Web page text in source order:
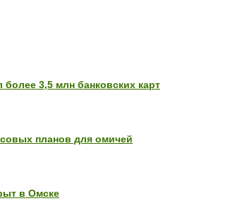
3,5 млн банковских карт
планов для омичей
в Омске